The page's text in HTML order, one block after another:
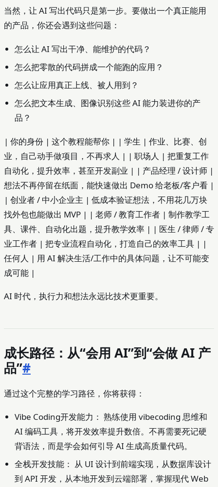
当然，让 AI 写出代码只是第一步。要做出一个真正能用
的产品，你还会遇到这些问题：
怎么让 AI 写出干净、能维护的代码？
怎么把零散的代码拼成一个能跑的应用？
怎么让应用真正上线、被人用到？
怎么把文本生成、图像识别这些 AI 能力装进你的产
品？
| 你的身份 | 这个教程能帮你 | | 学生 | 作业、比赛、创
业，自己动手做项目，不再求人 | | 职场人 | 把重复工作
自动化，提升效率，甚至开发副业 | | 产品经理 / 设计师 |
想法不再停留在纸面，能快速做出 Demo 给老板/客户看 |
| 创业者 / 中小企业主 | 低成本验证想法，不用花几万块
找外包也能做出 MVP | | 老师 / 教育工作者 | 制作教学工
具、课件、自动化出题，提升教学效率 | | 医生 / 律师 / 专
业工作者 | 把专业流程自动化，打造自己的效率工具 | |
任何人 | 用 AI 解决生活/工作中的具体问题，让不可能变
成可能 |
AI 时代，执行力和想法永远比技术更重要。
成长路径：从“会用 AI”到“会做 AI 产
品”#
通过这个完整的学习路径，你将获得：
Vibe Coding开发能力： 熟练使用 vibecoding 思维和
AI 编码工具，将开发效率提升数倍。不再需要死记硬
背语法，而是学会如何引导 AI 生成高质量代码。
全栈开发技能： 从 UI 设计到前端实现，从数据库设计
到 API 开发，从本地开发到云端部署，掌握现代 Web